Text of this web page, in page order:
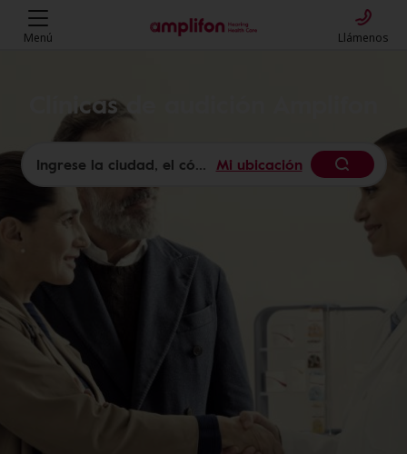
Menú Llámenos
Clínicas de audición Amplifon
Mi ubicación